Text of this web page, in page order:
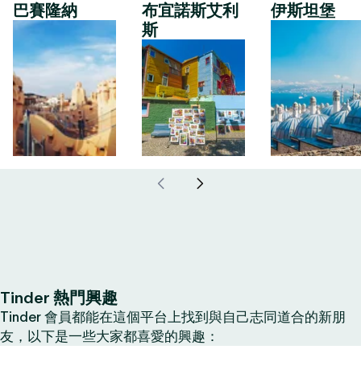
巴賽隆納
布宜諾斯艾利
斯
伊斯坦堡
Tinder 熱門興趣
Tinder 會員都能在這個平台上找到與自己志同道合的新朋
友，以下是一些大家都喜愛的興趣：